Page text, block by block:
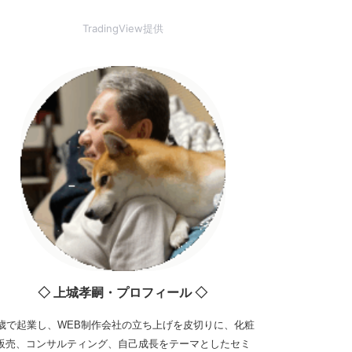
TradingView提供
◇ 上城孝嗣・プロフィール ◇
で起業し、WEB制作会社の立ち上げを皮切りに、化粧
売、コンサルティング、自己成長をテーマとしたセミ